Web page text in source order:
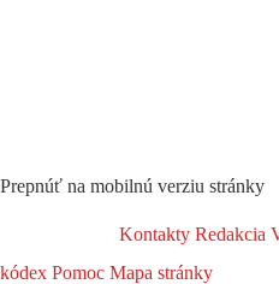
Prepnúť na mobilnú verziu stránky
Kontakty Redakcia
kódex Pomoc Mapa stránky